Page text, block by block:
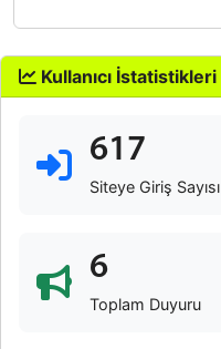
Kullanıcı İstatistikleri
617
Siteye Giriş Sayısı
6
Toplam Duyuru